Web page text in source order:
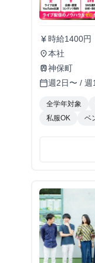
currency_yen時給1400円
place本社
train神保町
calendar_today週2日〜 / 週
全学年対象
私服OK
ベ